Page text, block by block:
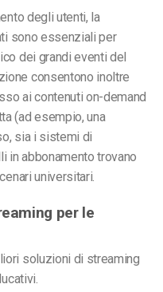
degli utenti, la
sono essenziali per
dei grandi eventi del
consentono inoltre
ai contenuti on-demand
(ad esempio, una
sia i sistemi di
in abbonamento trovano
universitari.
per le
soluzioni di streaming